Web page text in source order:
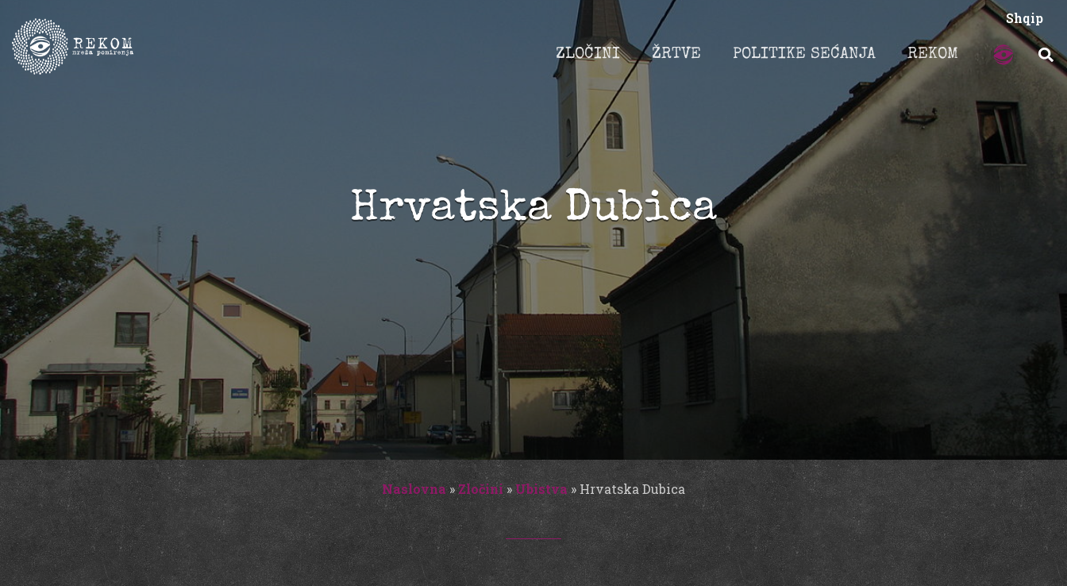
Shqip
ZLOČINI ŽRTVE POLITIKE SEĆANJA REKOM
Hrvatska Dubica
Naslovna»Zločini» Ubistva»Hrvatska Dubica